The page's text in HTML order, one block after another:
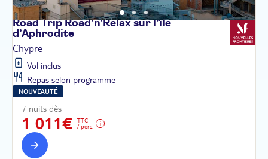
Road Trip Road’n’Relax sur l’île
d’Aphrodite
Chypre
Vol inclus
Repas selon programme
NOUVEAUTÉ
7 nuits dès
1 011€
TTC
/ pers.